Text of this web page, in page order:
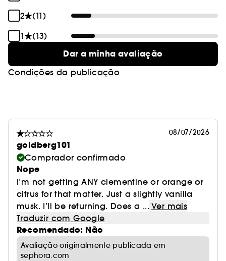
2
(11)
1
(13)
Dar a minha avaliação
Condições da publicação
08/07/2026
goldberg101
Comprador confirmado
Nope
I’m not getting ANY clementine or orange or
citrus for that matter. Just a slightly vanilla
musk. I’ll be returning. Does a ... Ver mais
Traduzir com Google
Recomendado: Não
Avaliação originalmente publicada em
sephora.com